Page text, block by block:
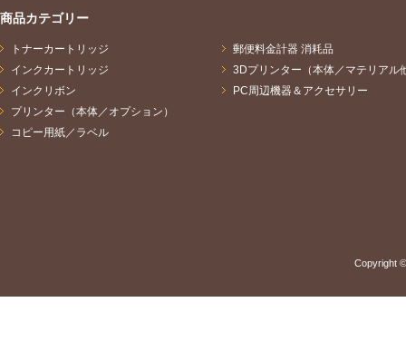
商品カテゴリー
トナーカートリッジ
インクカートリッジ
インクリボン
プリンター（本体／オプション）
コピー用紙／ラベル
郵便料金計器 消耗品
3Dプリンター（本体／マテリアル
PC周辺機器＆アクセサリー
Copyright